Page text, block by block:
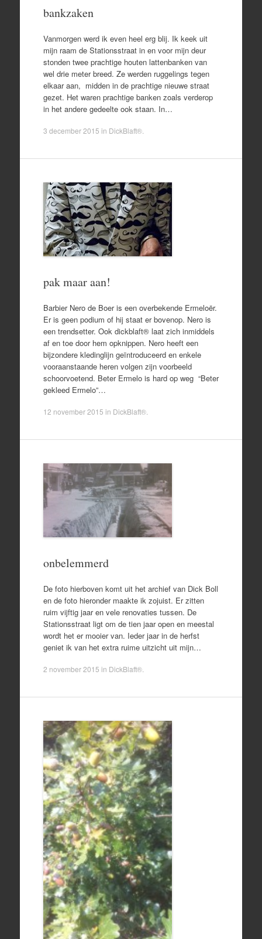
bankzaken
Vanmorgen werd ik even heel erg blij. Ik keek uit
mijn raam de Stationsstraat in en voor mijn deur
stonden twee prachtige houten lattenbanken van
wel drie meter breed. Ze werden ruggelings tegen
elkaar aan, midden in de prachtige nieuwe straat
gezet. Het waren prachtige banken zoals verderop
in het andere gedeelte ook staan. In…
3 december 2015 in DickBlaft®.
pak maar aan!
Barbier Nero de Boer is een overbekende Ermeloër.
Er is geen podium of hij staat er bovenop. Nero is
een trendsetter. Ook dickblaft® laat zich inmiddels
af en toe door hem opknippen. Nero heeft een
bijzondere kledinglijn geïntroduceerd en enkele
vooraanstaande heren volgen zijn voorbeeld
schoorvoetend. Beter Ermelo is hard op weg “Beter
gekleed Ermelo”…
12 november 2015 in DickBlaft®.
onbelemmerd
De foto hierboven komt uit het archief van Dick Boll
en de foto hieronder maakte ik zojuist. Er zitten
ruim vijftig jaar en vele renovaties tussen. De
Stationsstraat ligt om de tien jaar open en meestal
wordt het er mooier van. Ieder jaar in de herfst
geniet ik van het extra ruime uitzicht uit mijn…
2 november 2015 in DickBlaft®.